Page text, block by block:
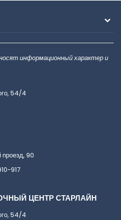
информационный характер и
54/4
проезд, 90
917
ЦЕНТР СТАРЛАЙН
54/4